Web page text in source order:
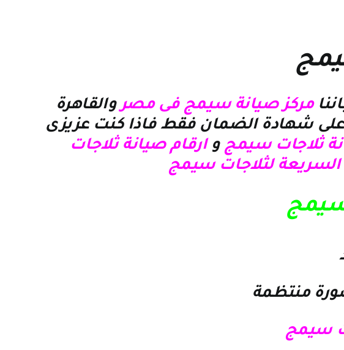
مركز صيانة سيمج فى مصروالقاهرة
شهادة الضمان فقط فاذا كنت عزيزى
ثلاجات سيمجو ارقام صيانة ثلاجات
لثلاجات سيمج
منتظمة
سيمج